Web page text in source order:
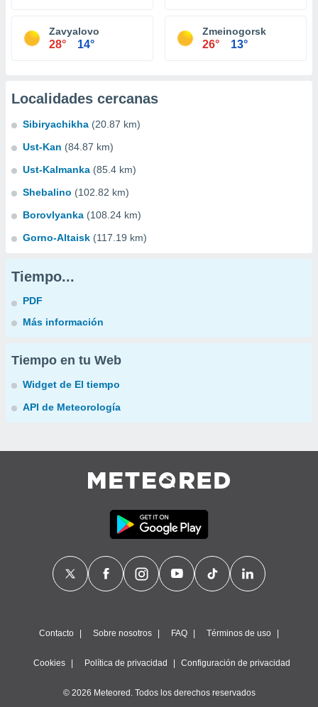
Zavyalovo
28° 14°
Zmeinogorsk
26° 13°
Localidades cercanas
Sibiryachikha (20.87 km)
Ust-Kan (84.87 km)
Ust-Kalmanka (85.4 km)
Shebalino (102.82 km)
Borovlyanka (108.24 km)
Gorno-Altaisk (117.19 km)
Tiempo...
PDF
Más información
Tiempo en tu Web
Widget de El tiempo
API de Meteorología
Contacto Sobre nosotros FAQ Términos de uso
Cookies Política de privacidad Configuración de privacidad
© 2026 Meteored. Todos los derechos reservados